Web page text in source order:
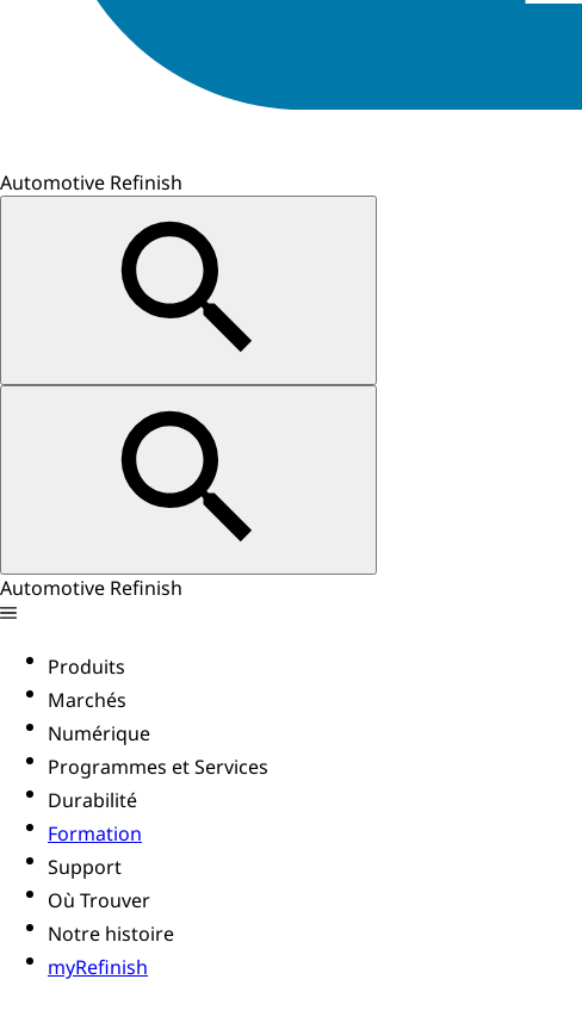
Automotive Refinish
Automotive Refinish
Produits
Marchés
Numérique
Programmes et Services
Durabilité
Formation
Support
Où Trouver
Notre histoire
myRefinish